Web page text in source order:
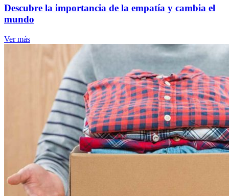
Descubre la importancia de la empatía y cambia el
mundo
Ver más